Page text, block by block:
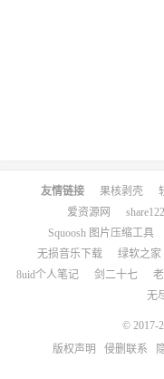
友情链接 果核剥壳
爱资源网
Squoosh 图片压缩工具
无损音乐下载
绿软之家
8uid个人笔记
剑二十七
无
© 2017-
版权声明
侵删联系